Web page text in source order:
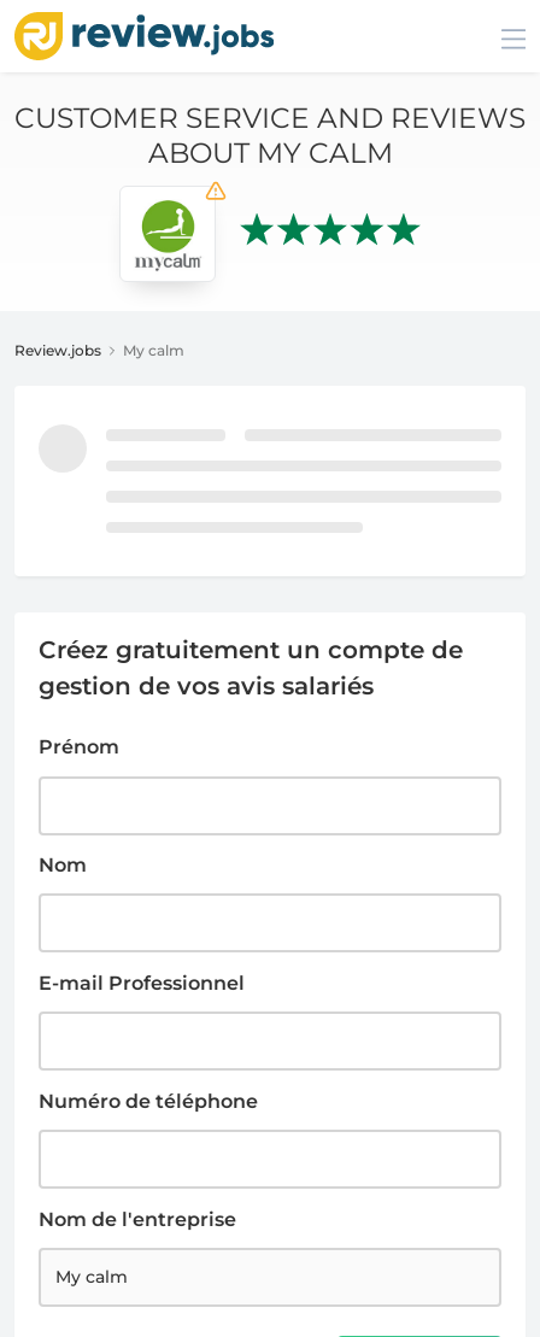
CUSTOMER SERVICE AND REVIEWS
ABOUT MY CALM
Review.jobs My calm
Créez gratuitement un compte de
gestion de vos avis salariés
Prénom
Nom
E-mail Professionnel
Numéro de téléphone
Nom de l'entreprise